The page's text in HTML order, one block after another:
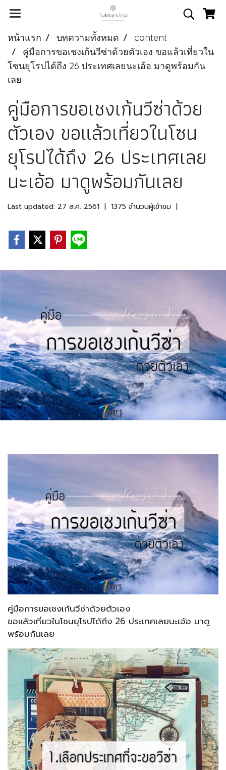
หน้าแรก บทความทั้งหมด
content
คู่มือการขอเชงเก้นวีซ่าด้วยตัวเอง ขอแล้วเที่ยวใน
โซนยุโรปได้ถึง 26 ประเทศเลยนะเอ้อ มาดูพร้อมกัน
เลย
คู่มือการขอเชงเก้นวีซ่าด้วย
ตัวเอง ขอแล้วเที่ยวในโซน
ยุโรปได้ถึง 26 ประเทศเลย
นะเอ้อ มาดูพร้อมกันเลย
Last updated: 27 ส.ค. 2561 | 1375 จำนวนผู้เข้าชม |
คู่มือการขอเชงเก้นวีซ่าด้วยตัวเอง
ขอแล้วเที่ยวในโซนยุโรปได้ถึง 26 ประเทศเลยนะเอ้อ มาดู
พร้อมกันเลย